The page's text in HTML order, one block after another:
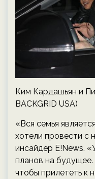
Ким Кардашьян и
BACKGRID USA)
«Вся семья
хотели провести с
инсайдер E!News.
планов на
чтобы прилететь к